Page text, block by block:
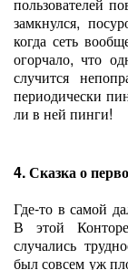
замкнулся,
когда сеть
огорчало, что
случится
периодически
ли в ней пинги!
4. Сказка о
Где-то в самой
В этой
случались
был совсем уж